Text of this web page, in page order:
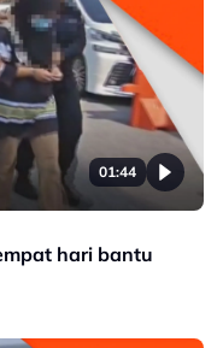
01:44
hari bantu